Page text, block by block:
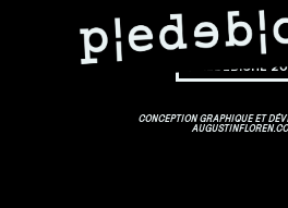
©PIEDEBICHE
CONCEPTION GRAPHIQUE ET